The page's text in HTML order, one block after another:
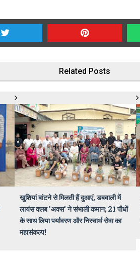
Related Posts
खुशियां बांटने से मिलती हैं दुआएं, डबवाली में
लायंस क्लब 'अक्स' ने संभाली कमान; 21 पौधों
के साथ लिया पर्यावरण और निस्वार्थ सेवा का
महासंकल्प!